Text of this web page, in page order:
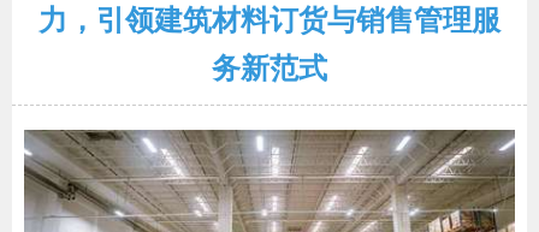
力，引领建筑材料订货与销售管理服
务新范式